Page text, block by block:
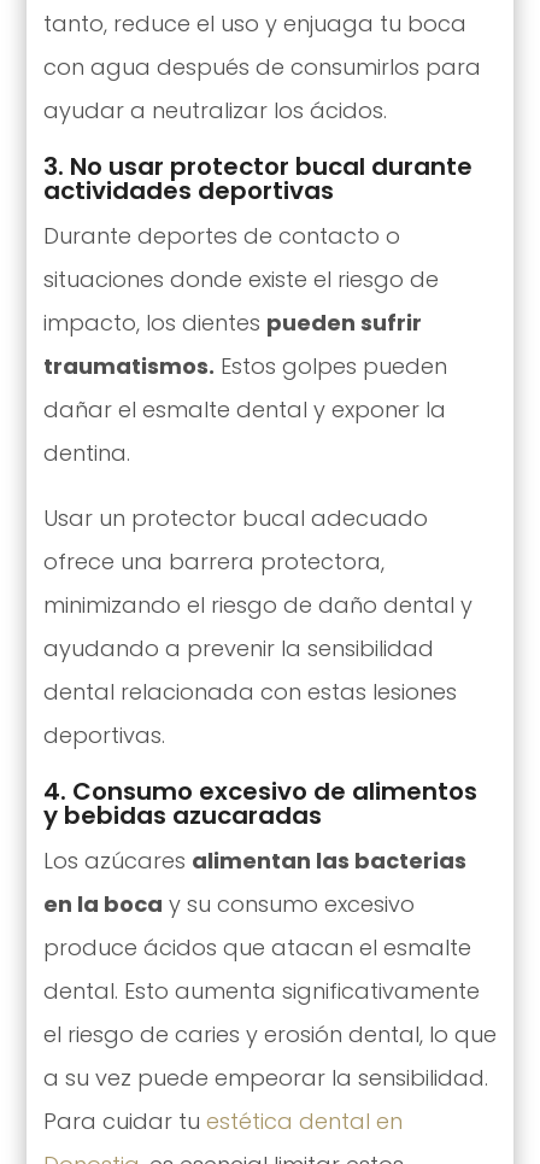
tanto, reduce el uso y enjuaga tu boca
con agua después de consumirlos para
ayudar a neutralizar los ácidos.
3. No usar protector bucal durante
actividades deportivas
Durante deportes de contacto o
situaciones donde existe el riesgo de
impacto, los dientes pueden sufrir
traumatismos. Estos golpes pueden
dañar el esmalte dental y exponer la
dentina.
Usar un protector bucal adecuado
ofrece una barrera protectora,
minimizando el riesgo de daño dental y
ayudando a prevenir la sensibilidad
dental relacionada con estas lesiones
deportivas.
4. Consumo excesivo de alimentos
y bebidas azucaradas
Los azúcares alimentan las bacterias
en la boca y su consumo excesivo
produce ácidos que atacan el esmalte
dental. Esto aumenta significativamente
el riesgo de caries y erosión dental, lo que
a su vez puede empeorar la sensibilidad.
Para cuidar tu estética dental en